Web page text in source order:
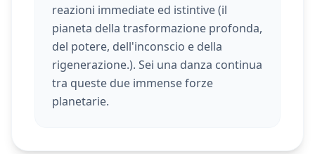
reazioni immediate ed istintive (il
pianeta della trasformazione profonda,
del potere, dell'inconscio e della
rigenerazione.). Sei una danza continua
tra queste due immense forze
planetarie.